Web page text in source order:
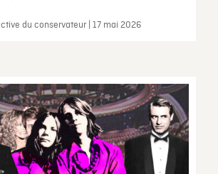
du conservateur | 17 mai 2026